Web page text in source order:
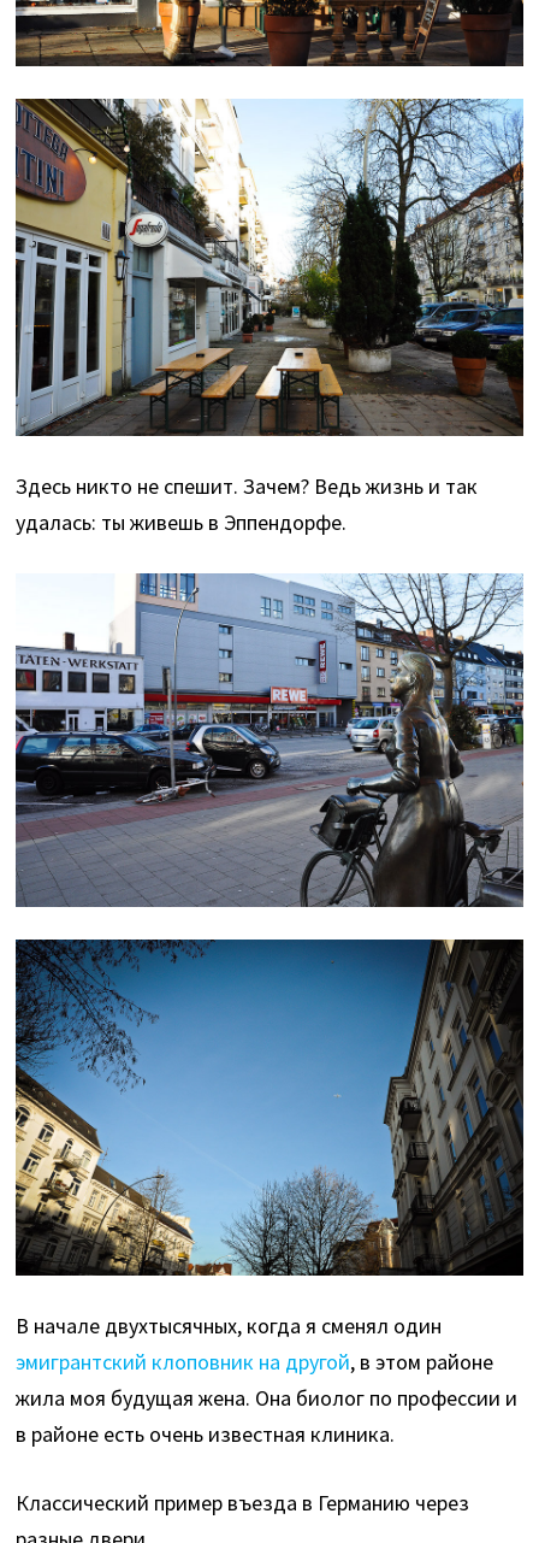
Здесь никто не спешит. Зачем? Ведь жизнь и так
удалась: ты живешь в Эппендорфе.
В начале двухтысячных, когда я сменял один
эмигрантский клоповник на другой, в этом районе
жила моя будущая жена. Она биолог по профессии и
в районе есть очень известная клиника.
Классический пример въезда в Германию через